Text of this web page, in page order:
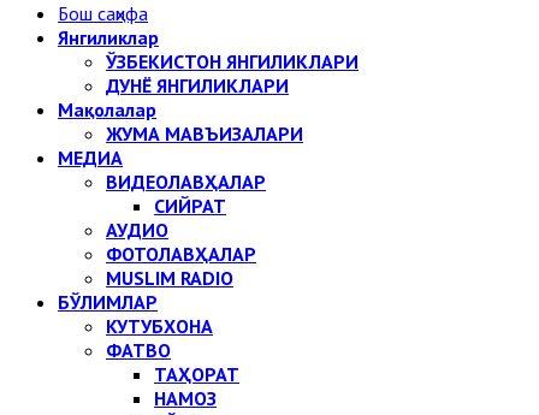
Бош саҳифа
Янгиликлар
ЎЗБЕКИСТОН ЯНГИЛИКЛАРИ
ДУНЁ ЯНГИЛИКЛАРИ
Мақолалар
ЖУМА МАВЪИЗАЛАРИ
МЕДИА
ВИДЕОЛАВҲАЛАР
СИЙРАТ
АУДИО
ФОТОЛАВҲАЛАР
MUSLIM RADIO
БЎЛИМЛАР
КУТУБХОНА
ФАТВО
ТАҲОРАТ
НАМОЗ